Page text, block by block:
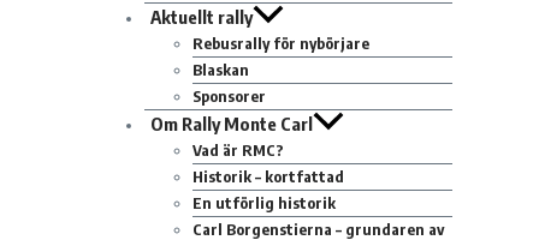
Aktuellt rally
Rebusrally för nybörjare
Blaskan
Sponsorer
Om Rally Monte Carl
Vad är RMC?
Historik – kortfattad
En utförlig historik
Carl Borgenstierna – grundaren av